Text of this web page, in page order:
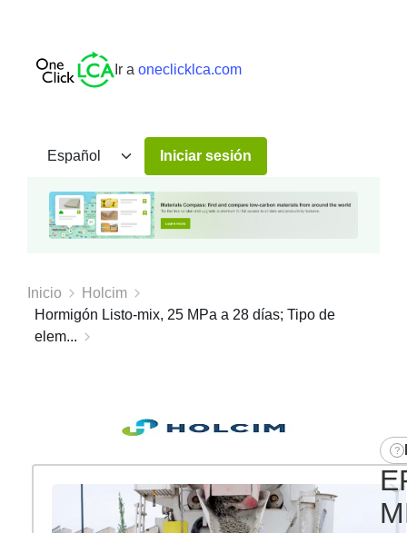
Ir a oneclicklca.com
Iniciar sesión
Inicio
Holcim
Hormigón Listo-mix, 25 MPa a 28 días; Tipo de
elem...